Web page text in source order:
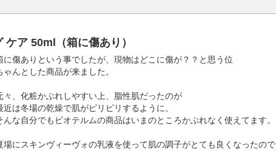
ア 50ml（箱に傷あり）
に傷ありという事でしたが、現物はどこに傷が？？と思う位
ゃんとした商品が来ました。
々、化粧かぶれしやすい上、脂性肌だったのが
近は冬場の乾燥で肌がピリピリするように。
んな自分でもビオテルムの商品はいまのところかぶれなく使えてます。
場にスキンヴィーヴォの乳液を使って肌の調子がとても良くなったので